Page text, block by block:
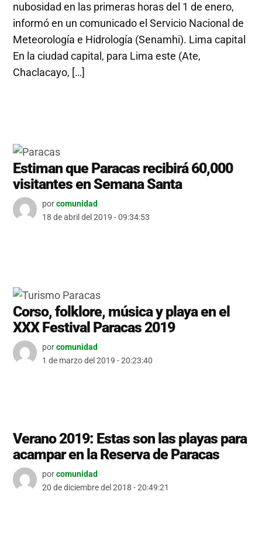
nubosidad en las primeras horas del 1 de enero,
informó en un comunicado el Servicio Nacional de
Meteorología e Hidrología (Senamhi). Lima capital
En la ciudad capital, para Lima este (Ate,
Chaclacayo, […]
Estiman que Paracas recibirá 60,000
visitantes en Semana Santa
porcomunidad
18 de abril del 2019 - 09:34:53
Corso, folklore, música y playa en el
XXX Festival Paracas 2019
porcomunidad
1 de marzo del 2019 - 20:23:40
Verano 2019: Estas son las playas para
acampar en la Reserva de Paracas
porcomunidad
20 de diciembre del 2018 - 20:49:21